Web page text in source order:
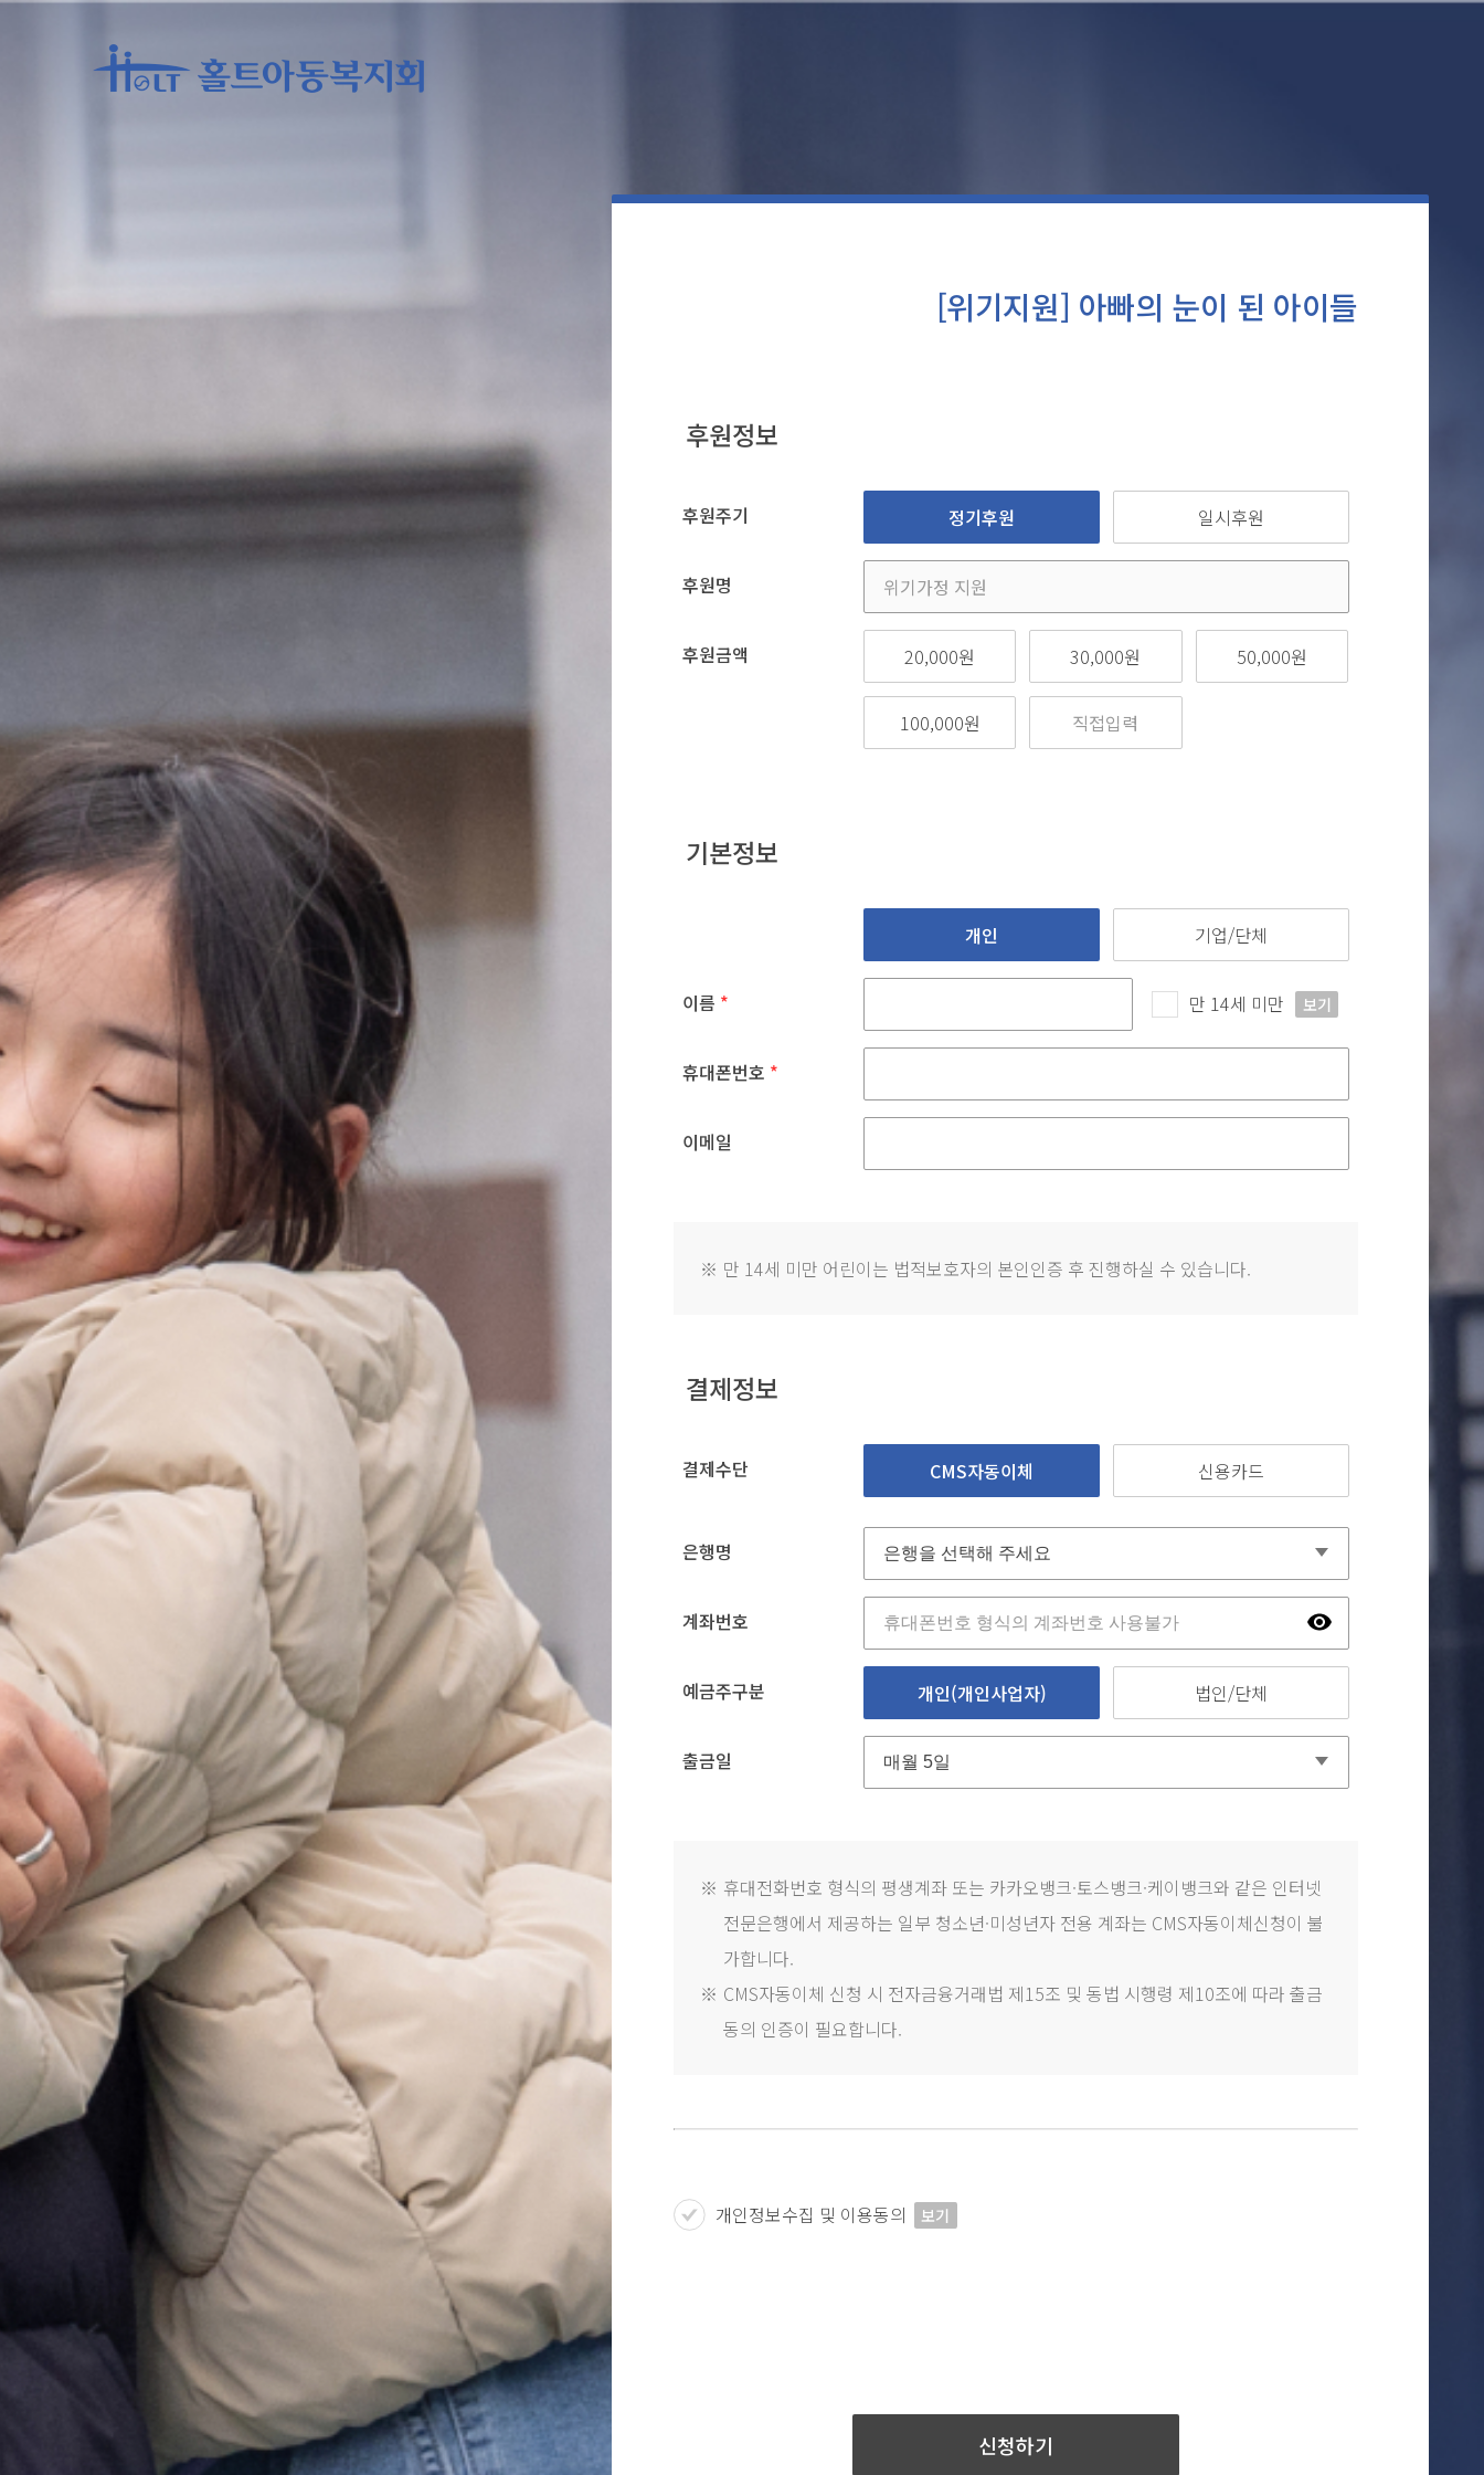
[위기지원] 아빠의 눈이 된 아이들
후원정보
후원주기 정기후원 일시후원
후원명
후원금액 20,000원 30,000원 50,000원
100,000원
기본정보
개인 기업/단체
이름 * 만 14세 미만 보기
휴대폰번호 *
이메일
※ 만 14세 미만 어린이는 법적보호자의 본인인증 후 진행하실 수 있습니다.
결제정보
결제수단 CMS자동이체 신용카드
은행명
계좌번호
예금주구분 개인(개인사업자) 법인/단체
출금일
※ 휴대전화번호 형식의 평생계좌 또는 카카오뱅크·토스뱅크·케이뱅크와 같은 인터넷
전문은행에서 제공하는 일부 청소년·미성년자 전용 계좌는 CMS자동이체신청이 불
가합니다.
※ CMS자동이체 신청 시 전자금융거래법 제15조 및 동법 시행령 제10조에 따라 출금
동의 인증이 필요합니다.
개인정보수집 및 이용동의 보기
신청하기